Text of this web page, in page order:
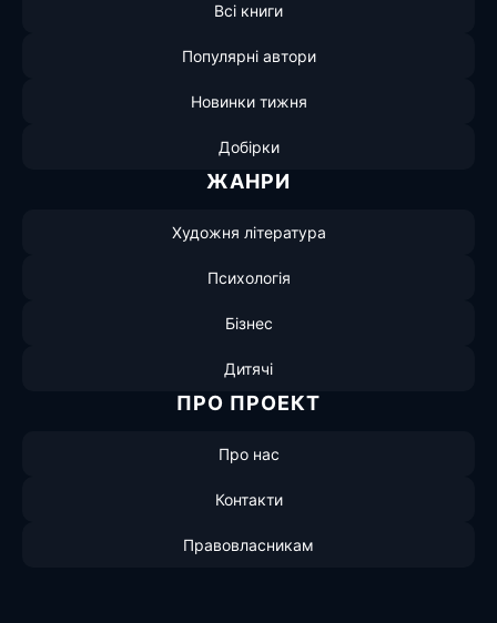
Всі книги
Популярні автори
Новинки тижня
Добірки
ЖАНРИ
Художня література
Психологія
Бізнес
Дитячі
ПРО ПРОЕКТ
Про нас
Контакти
Правовласникам